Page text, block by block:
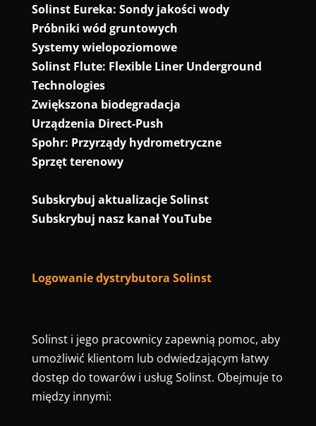
Solinst Eureka: Sondy jakości wody
Próbniki wód gruntowych
Systemy wielopoziomowe
Solinst Flute: Flexible Liner Underground
Technologies
Zwiększona biodegradacja
Urządzenia Direct-Push
Spohr: Przyrządy hydrometryczne
Sprzęt terenowy
Subskrybuj aktualizacje Solinst
Subskrybuj nasz kanał YouTube
Logowanie dystrybutora Solinst
Solinst i jego pracownicy zapewnią pomoc, aby
umożliwić klientom lub odwiedzającym łatwy
dostęp do towarów i usług Solinst. Obejmuje to
między innymi: